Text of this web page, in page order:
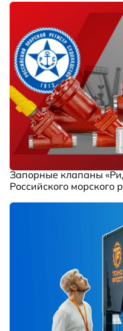
Запорные клапаны
Российского морского